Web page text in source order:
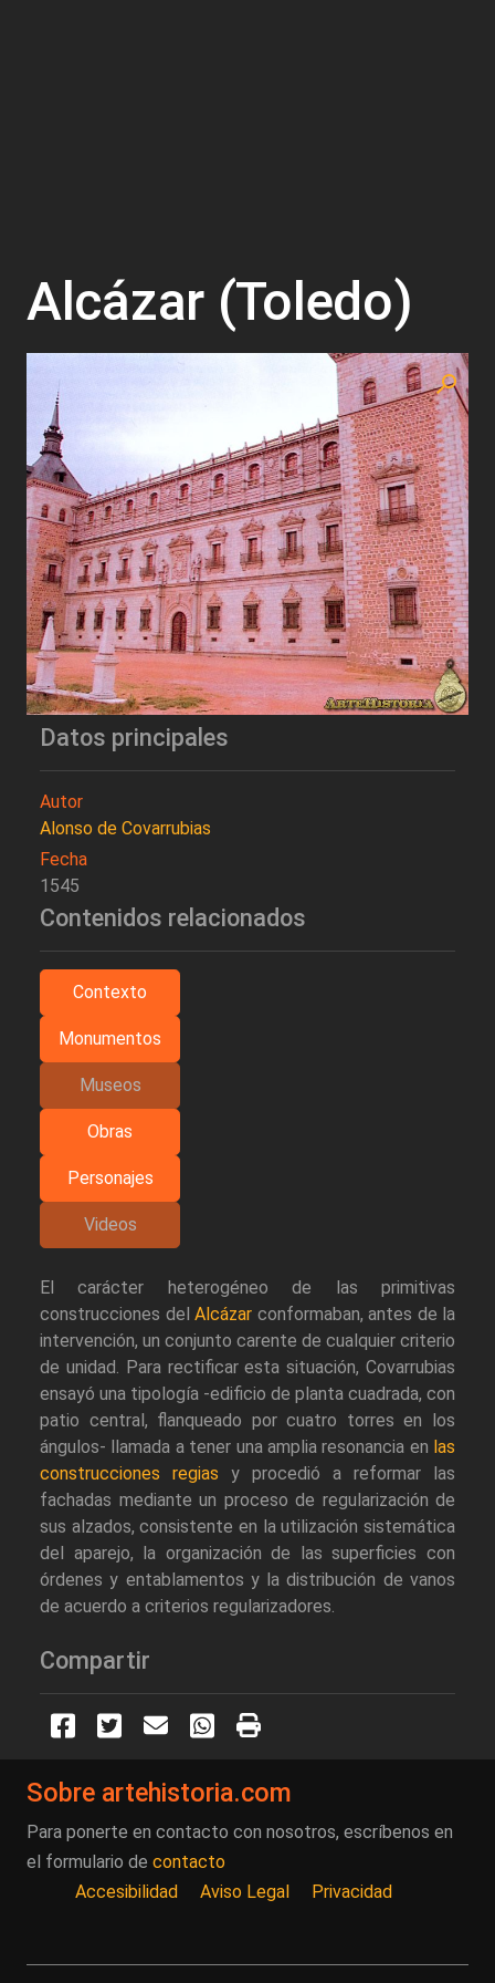
Alcázar (Toledo)
Datos principales
Autor
Alonso de Covarrubias
Fecha
1545
Contenidos relacionados
Contexto
Monumentos
Museos
Obras
Personajes
Videos
El carácter heterogéneo de las primitivas
construcciones del Alcázar conformaban, antes de la
intervención, un conjunto carente de cualquier criterio
de unidad. Para rectificar esta situación, Covarrubias
ensayó una tipología -edificio de planta cuadrada, con
patio central, flanqueado por cuatro torres en los
ángulos- llamada a tener una amplia resonancia en las
construcciones regias y procedió a reformar las
fachadas mediante un proceso de regularización de
sus alzados, consistente en la utilización sistemática
del aparejo, la organización de las superficies con
órdenes y entablamentos y la distribución de vanos
de acuerdo a criterios regularizadores.
Compartir
Sobre artehistoria.com
Para ponerte en contacto con nosotros, escríbenos en
el formulario de contacto
Accesibilidad
Aviso Legal Privacidad